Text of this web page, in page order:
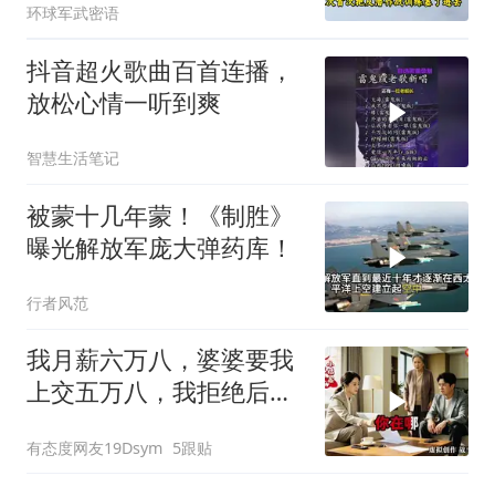
场
环球军武密语
抖音超火歌曲百首连播，
放松心情一听到爽
智慧生活笔记
被蒙十几年蒙！《制胜》
曝光解放军庞大弹药库！
行者风范
我月薪六万八，婆婆要我
上交五万八，我拒绝后她
离婚
有态度网友19Dsym 5跟贴